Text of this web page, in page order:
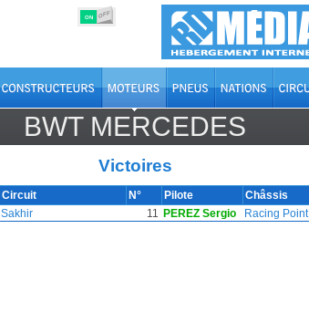
ON OFF
BWT MERCEDES
Victoires
Circuit N° Pilote Châssis
Sakhir 11 PEREZ Sergio Racing Point